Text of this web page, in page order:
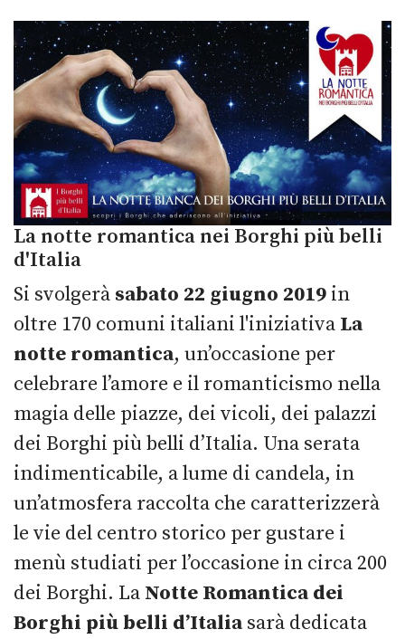
La notte romantica nei Borghi più belli
d'Italia
Si svolgerà sabato 22 giugno 2019 in
oltre 170 comuni italiani l'iniziativa La
notte romantica, un’occasione per
celebrare l’amore e il romanticismo nella
magia delle piazze, dei vicoli, dei palazzi
dei Borghi più belli d’Italia. Una serata
indimenticabile, a lume di candela, in
un’atmosfera raccolta che caratterizzerà
le vie del centro storico per gustare i
menù studiati per l’occasione in circa 200
dei Borghi. La Notte Romantica dei
Borghi più belli d’Italiasarà dedicata